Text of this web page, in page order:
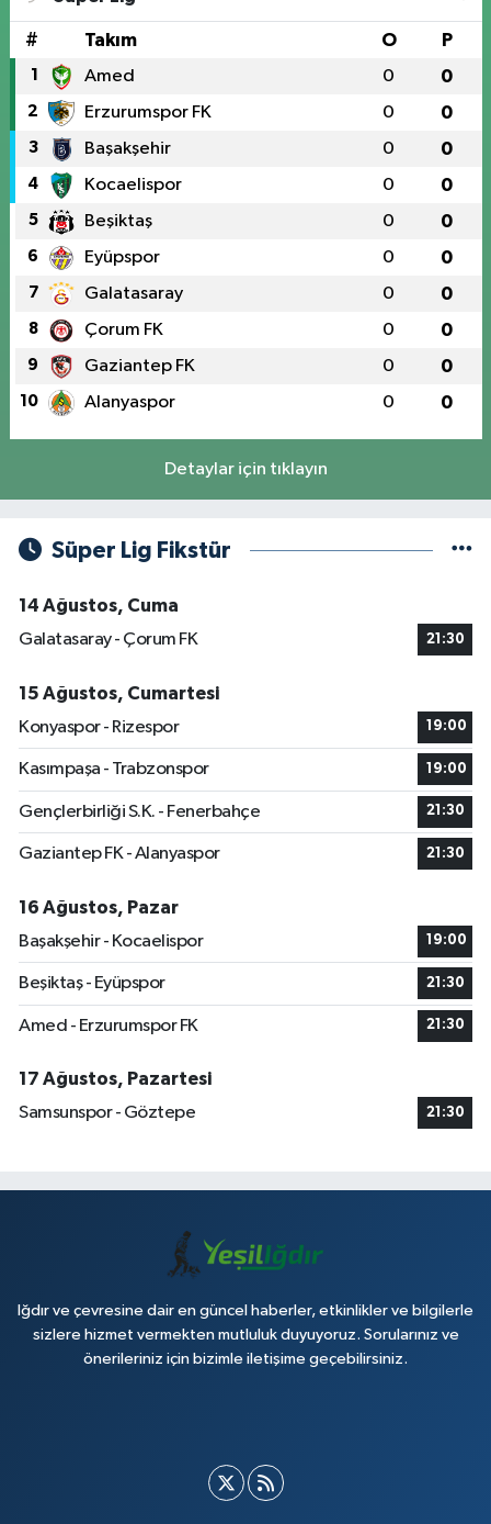
# Takım O P
1 Amed 0 0
2 Erzurumspor FK 0 0
3 Başakşehir 0 0
4 Kocaelispor 0 0
5 Beşiktaş 0 0
6 Eyüpspor 0 0
7 Galatasaray 0 0
8 Çorum FK 0 0
9 Gaziantep FK 0 0
10 Alanyaspor 0 0
Detaylar için tıklayın
Süper Lig Fikstür
14 Ağustos, Cuma
Galatasaray - Çorum FK
21:30
15 Ağustos, Cumartesi
Konyaspor - Rizespor
19:00
Kasımpaşa - Trabzonspor 19:00
Gençlerbirliği S.K. - Fenerbahçe 21:30
Gaziantep FK - Alanyaspor 21:30
16 Ağustos, Pazar
Başakşehir - Kocaelispor
19:00
Beşiktaş - Eyüpspor 21:30
Amed - Erzurumspor FK 21:30
17 Ağustos, Pazartesi
Samsunspor - Göztepe
21:30
Iğdır ve çevresine dair en güncel haberler, etkinlikler ve bilgilerle
sizlere hizmet vermekten mutluluk duyuyoruz. Sorularınız ve
önerileriniz için bizimle iletişime geçebilirsiniz.